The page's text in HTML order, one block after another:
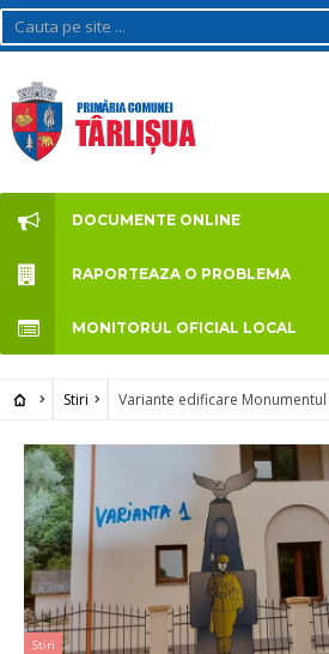
DOCUMENTE ONLINE
RAPORTEAZA O PROBLEMA
MONITORUL OFICIAL LOCAL
Stiri Variante edificare
Stiri